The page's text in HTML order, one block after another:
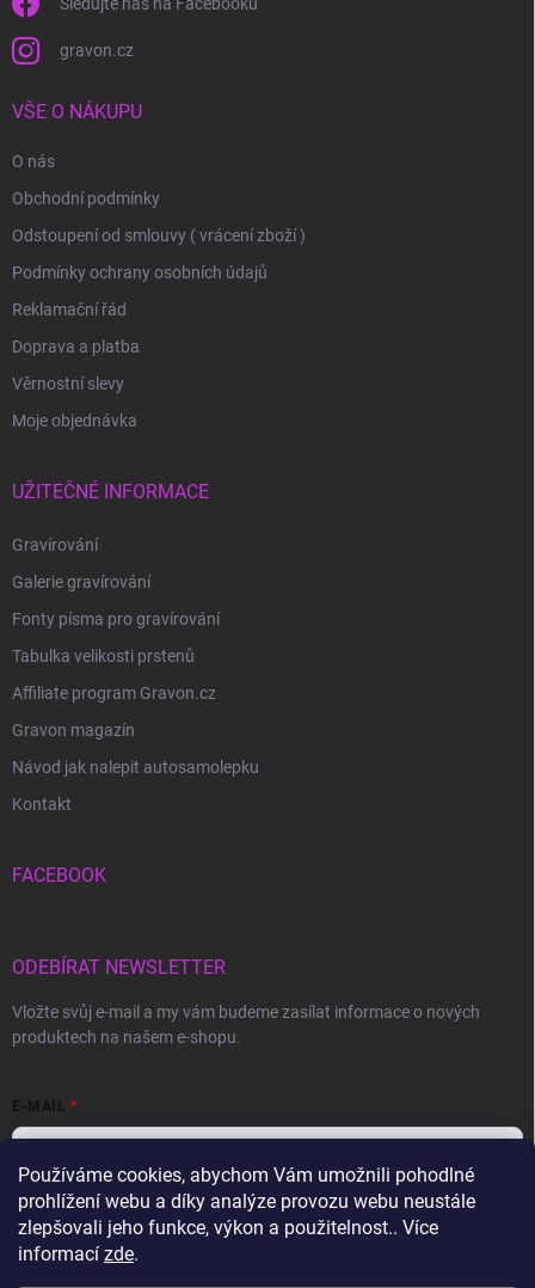
Používáme cookies, abychom Vám umožnili pohodlné
prohlížení webu a díky analýze provozu webu neustále
zlepšovali jeho funkce, výkon a použitelnost.. Více
informací zde.
gravon.cz
VŠE O NÁKUPU
O nás
Obchodní podmínky
Odstoupení od smlouvy ( vrácení zboží )
Podmínky ochrany osobních údajů
Reklamační řád
Doprava a platba
Věrnostní slevy
Moje objednávka
UŽITEČNÉ INFORMACE
Gravírování
Galerie gravírování
Fonty písma pro gravírování
Tabulka velikosti prstenů
Affiliate program Gravon.cz
Gravon magazín
Návod jak nalepit autosamolepku
Kontakt
FACEBOOK
ODEBÍRAT NEWSLETTER
Vložte svůj e-mail a my vám budeme zasílat informace o nových
produktech na našem e-shopu.
E-MAIL
Vložením e-mailu souhlasíte spodmínkami ochrany osobních údajů
Přihlásit se